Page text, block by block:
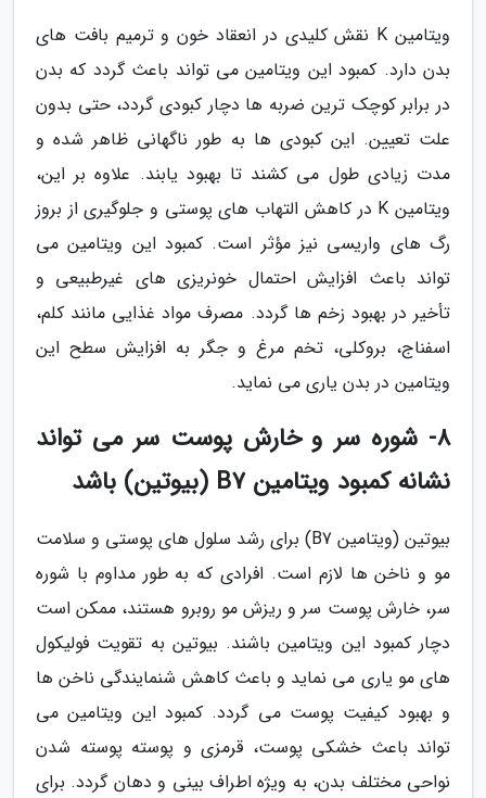
ویتامین K نقش کلیدی در انعقاد خون و ترمیم بافت های
بدن دارد. کمبود این ویتامین می تواند باعث گردد که بدن
در برابر کوچک ترین ضربه ها دچار کبودی گردد، حتی بدون
علت تعیین. این کبودی ها به طور ناگهانی ظاهر شده و
مدت زیادی طول می کشند تا بهبود یابند. علاوه بر این،
ویتامین K در کاهش التهاب های پوستی و جلوگیری از بروز
رگ های واریسی نیز مؤثر است. کمبود این ویتامین می
تواند باعث افزایش احتمال خونریزی های غیرطبیعی و
تأخیر در بهبود زخم ها گردد. مصرف مواد غذایی مانند کلم،
اسفناج، بروکلی، تخم مرغ و جگر به افزایش سطح این
ویتامین در بدن یاری می نماید.
8- شوره سر و خارش پوست سر می تواند
نشانه کمبود ویتامین B7 (بیوتین) باشد
بیوتین (ویتامین B7) برای رشد سلول های پوستی و سلامت
مو و ناخن ها لازم است. افرادی که به طور مداوم با شوره
سر، خارش پوست سر و ریزش مو روبرو هستند، ممکن است
دچار کمبود این ویتامین باشند. بیوتین به تقویت فولیکول
های مو یاری می نماید و باعث کاهش شنمایندگی ناخن ها
و بهبود کیفیت پوست می گردد. کمبود این ویتامین می
تواند باعث خشکی پوست، قرمزی و پوسته پوسته شدن
نواحی مختلف بدن، به ویژه اطراف بینی و دهان گردد. برای